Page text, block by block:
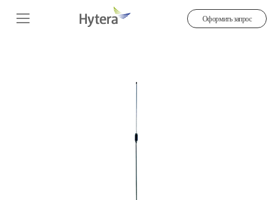
Оформить запрос